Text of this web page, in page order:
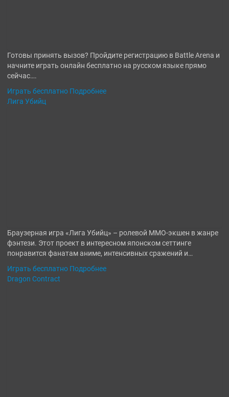
Готовы принять вызов? Пройдите регистрацию в Battle Arena и
начните играть онлайн бесплатно на русском языке прямо
сейчас….
Играть бесплатно Подробнее
Лига Убийц
Браузерная игра «Лига Убийц» – ролевой MMO-экшен в жанре
фэнтези. Этот проект в интересном японском сеттинге
понравится фанатам аниме, интенсивных сражений и…
Играть бесплатно Подробнее
Dragon Contract